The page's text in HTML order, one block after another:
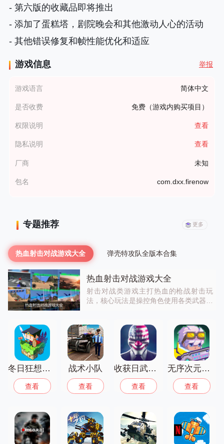
- 第六版的收藏品即将推出
- 添加了蛋糕塔，剧院晚会和其他激动人心的活动
- 其他错误修复和帧性能优化和适应
游戏信息 举报
游戏语言 简体中文
是否收费 免费（游戏内购买项目）
权限说明 查看
隐私说明 查看
厂商 未知
包名 com.dxx.firenow
专题推荐 更多
热血射击对战游戏大全 弹壳特攻队全版本合集
热血射击对战游戏大全
射击对战类游戏主打热血的枪战射击玩
法，核心玩法是操控角色使用各类武器击
术，玩起来爽感十足。喜欢射击游戏的玩
家可以找到超多不同类型的射击手游。感
兴趣的小伙伴快快下载吧！
冬日狂想曲全cg解锁版
查看
战术小队
查看
收获日武装战争
查看
无序次元官网版
查看